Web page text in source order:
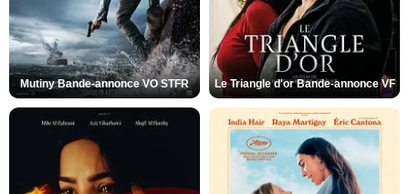
Mutiny Bande-annonce VO STFR Le Triangle d'or Bande-annonce VF